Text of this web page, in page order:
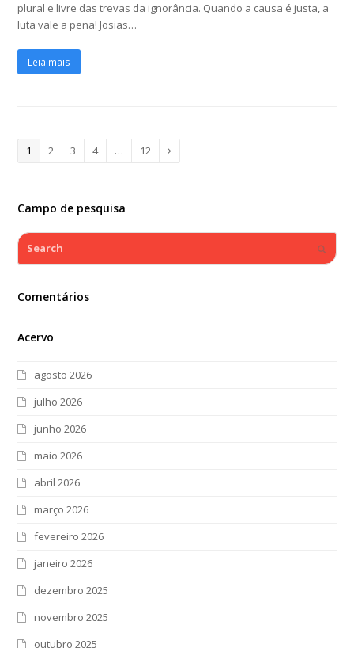
plural e livre das trevas da ignorância. Quando a causa é justa, a
luta vale a pena! Josias…
Leia mais
Page
1 Page
2 Page
3 Page
4 … Page
12
Campo de pesquisa
Search
Comentários
Acervo
agosto 2026
julho 2026
junho 2026
maio 2026
abril 2026
março 2026
fevereiro 2026
janeiro 2026
dezembro 2025
novembro 2025
outubro 2025